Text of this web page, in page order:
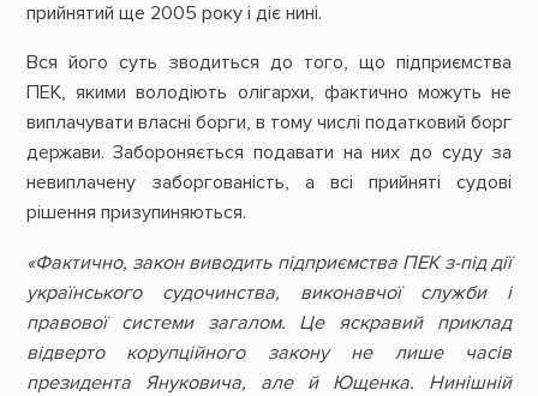
прийнятий ще 2005 року і діє нині.
Вся його суть зводиться до того, що підприємства
ПЕК, якими володіють олігархи, фактично можуть не
виплачувати власні борги, в тому числі податковий борг
держави. Забороняється подавати на них до суду за
невиплачену заборгованість, а всі прийняті судові
рішення призупиняються.
«Фактично, закон виводить підприємства ПЕК з-під дії
українського судочинства, виконавчої служби і
правової системи загалом. Це яскравий приклад
відверто корупційного закону не лише часів
президента Януковича, але й Ющенка. Нинішній